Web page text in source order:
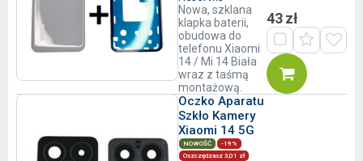
Nowa, szklana
klapka baterii,
obudowa do
telefonu Xiaomi
14 / Mi 14 Biała
wraz z taśmą
montażową.
43 zł
Oczko Aparatu
Szkło Kamery
Xiaomi 14 5G
NOWOŚĆ
-19%
Oszczędzasz 3,01 zł